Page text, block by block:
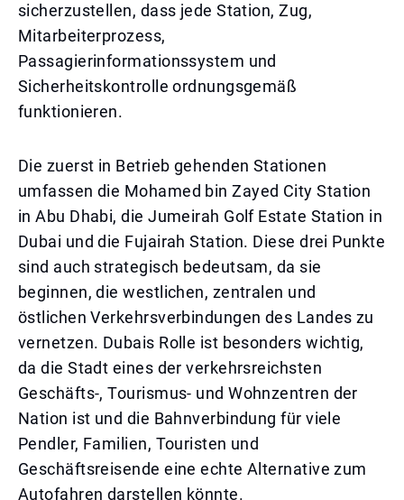
sicherzustellen, dass jede Station, Zug,
Mitarbeiterprozess,
Passagierinformationssystem und
Sicherheitskontrolle ordnungsgemäß
funktionieren.
Die zuerst in Betrieb gehenden Stationen
umfassen die Mohamed bin Zayed City Station
in Abu Dhabi, die Jumeirah Golf Estate Station in
Dubai und die Fujairah Station. Diese drei Punkte
sind auch strategisch bedeutsam, da sie
beginnen, die westlichen, zentralen und
östlichen Verkehrsverbindungen des Landes zu
vernetzen. Dubais Rolle ist besonders wichtig,
da die Stadt eines der verkehrsreichsten
Geschäfts-, Tourismus- und Wohnzentren der
Nation ist und die Bahnverbindung für viele
Pendler, Familien, Touristen und
Geschäftsreisende eine echte Alternative zum
Autofahren darstellen könnte.